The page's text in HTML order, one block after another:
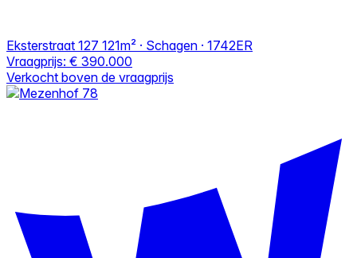
Eksterstraat 127 121m² · Schagen · 1742ER
Vraagprijs: € 390.000
Verkocht boven de vraagprijs